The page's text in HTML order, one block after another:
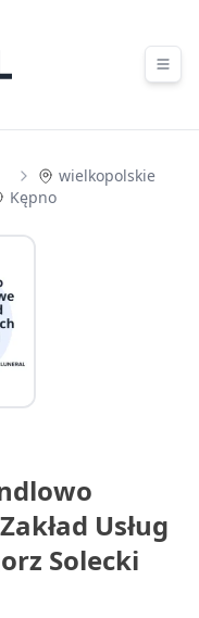
wielkopolskie
Kępno
Usług
Solecki